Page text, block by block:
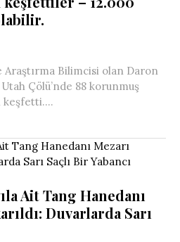
Bilimcisi olan Daron
Çölü’nde 88 korunmuş
keşfetti....
Ait Tang Hanedanı
Duvarlarda Sarı